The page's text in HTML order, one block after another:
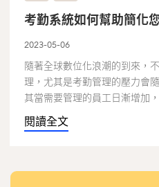
考勤系統如何幫助簡化
2023-05-06
隨著全球數位化浪潮的到來，
理，尤其是考勤管理的壓力會
其當需要管理的員工日漸增加
閱讀全文